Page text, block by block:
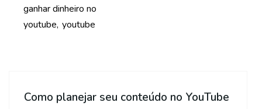
ganhar dinheiro no
youtube youtube
Como planejar seu conteúdo no YouTube